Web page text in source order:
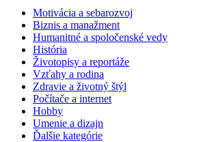
Motivácia a sebarozvoj
Biznis a manažment
Humanitné a spoločenské vedy
História
Životopisy a reportáže
Vzťahy a rodina
Zdravie a životný štýl
Počítače a internet
Hobby
Umenie a dizajn
Ďalšie kategórie